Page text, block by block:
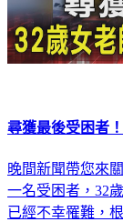
尋獲最後受困者
晚間新聞帶您來
一名受困者，32
已經不幸罹難，